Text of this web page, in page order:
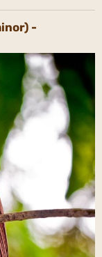
-